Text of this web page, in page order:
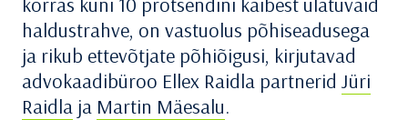
haldustrahve, on vastuolus põhiseadusega
ja rikub ettevõtjate põhiõigusi, kirjutavad
advokaadibüroo Ellex Raidla partnerid Jüri
Raidla ja Martin Mäesalu.